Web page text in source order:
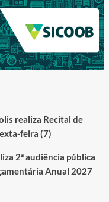
realiza Recital de
feira (7)
2ª audiência pública
Anual 2027